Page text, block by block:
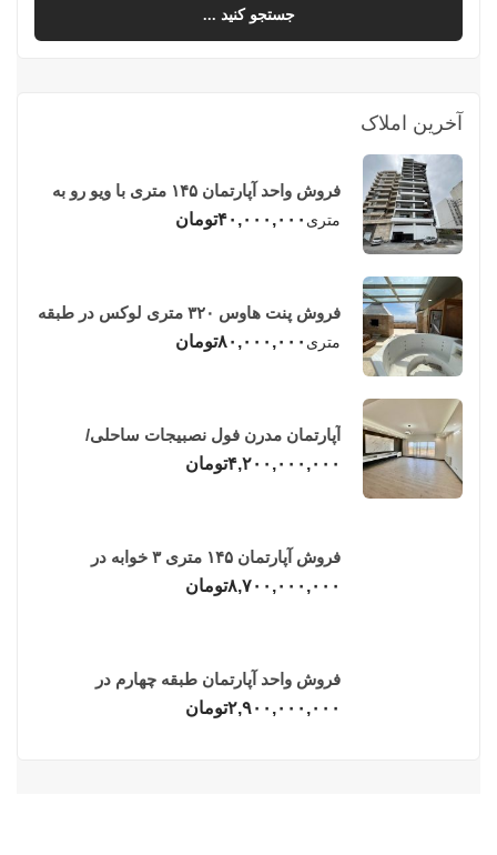
جستجو کنید ...
آخرین املاک
فروش واحد آپارتمان ۱۴۵ متری با ویو رو به
دریا در فریدونکنار
متری ۴۰,۰۰۰,۰۰۰تومان
فروش پنت هاوس ۳۲۰ متری لوکس در طبقه
چهاردهم فریدونکنار
متری ۸۰,۰۰۰,۰۰۰تومان
آپارتمان مدرن فول نصبیجات ساحلی/
فریدونکنار
۴,۲۰۰,۰۰۰,۰۰۰تومان
فروش آپارتمان ۱۴۵ متری ۳ خوابه در
فریدونکنار
۸,۷۰۰,۰۰۰,۰۰۰تومان
فروش واحد آپارتمان طبقه چهارم در
فریدونکنار
۲,۹۰۰,۰۰۰,۰۰۰تومان